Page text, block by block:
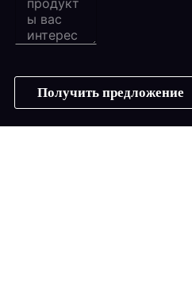
Получить предложение